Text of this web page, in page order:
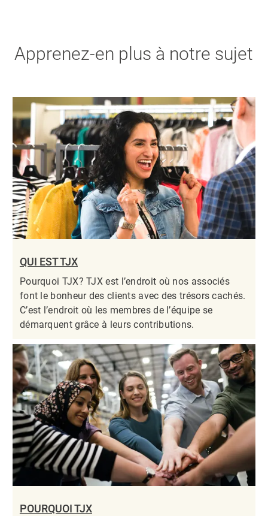
Apprenez-en plus à notre sujet
QUI EST TJX
Pourquoi TJX? TJX est l’endroit où nos associés
font le bonheur des clients avec des trésors cachés.
C’est l’endroit où les membres de l’équipe se
démarquent grâce à leurs contributions.​​​​​​​
POURQUOI TJX